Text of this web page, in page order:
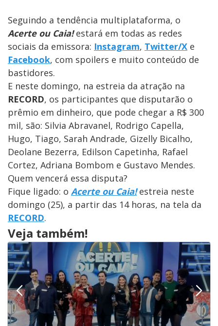
Seguindo a tendência multiplataforma, o
Acerte ou Caia!estará em todas as redes
sociais da emissora: Instagram, Twitter/X e
Facebook, com spoilers e muito conteúdo de
bastidores.
E neste domingo, na estreia da atração na
RECORD, os participantes que disputarão o
prêmio em dinheiro, que pode chegar a R$ 300
mil, são: Silvia Abravanel, Rodrigo Capella,
Hugo, Tiago, Sarah Andrade, Gizelly Bicalho,
Deolane Bezerra, Edilson Capetinha, Rafael
Cortez, Adriana Bombom e Gustavo Mendes.
Quem vencerá essa disputa?
Fique ligado: o Acerte ou Caia!estreia neste
domingo (25), a partir das 14 horas, na tela da
RECORD.
Veja também!